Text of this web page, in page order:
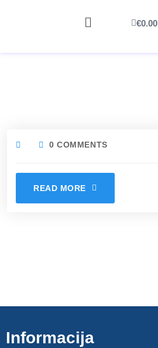
€0.00
0 COMMENTS
READ MORE
Informacija